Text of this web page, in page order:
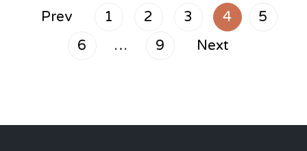
Prev 1 2 3 4
5
6
… 9 Next